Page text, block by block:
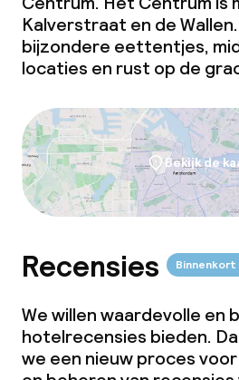
Kalverstraat en de
bijzondere eettentjes,
locaties en rust op de
Bekijk de
Recensies
We willen waardevolle en
hotelrecensies bieden.
we een nieuw proces